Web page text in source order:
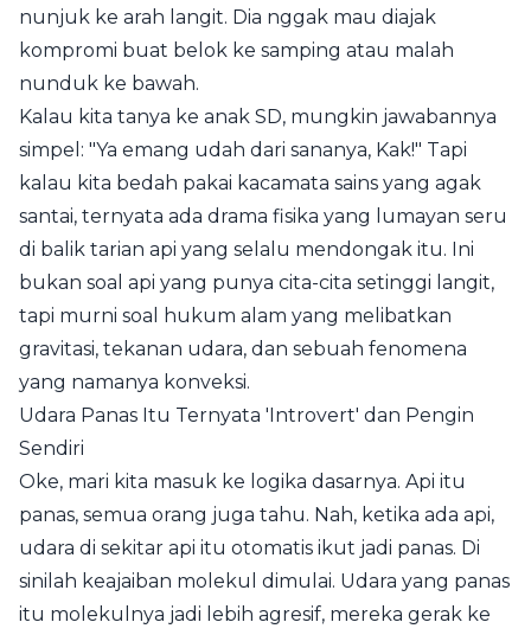
nunjuk ke arah langit. Dia nggak mau diajak
kompromi buat belok ke samping atau malah
nunduk ke bawah.
Kalau kita tanya ke anak SD, mungkin jawabannya
simpel: "Ya emang udah dari sananya, Kak!" Tapi
kalau kita bedah pakai kacamata sains yang agak
santai, ternyata ada drama fisika yang lumayan seru
di balik tarian api yang selalu mendongak itu. Ini
bukan soal api yang punya cita-cita setinggi langit,
tapi murni soal hukum alam yang melibatkan
gravitasi, tekanan udara, dan sebuah fenomena
yang namanya konveksi.
Udara Panas Itu Ternyata 'Introvert' dan Pengin
Sendiri
Oke, mari kita masuk ke logika dasarnya. Api itu
panas, semua orang juga tahu. Nah, ketika ada api,
udara di sekitar api itu otomatis ikut jadi panas. Di
sinilah keajaiban molekul dimulai. Udara yang panas
itu molekulnya jadi lebih agresif, mereka gerak ke